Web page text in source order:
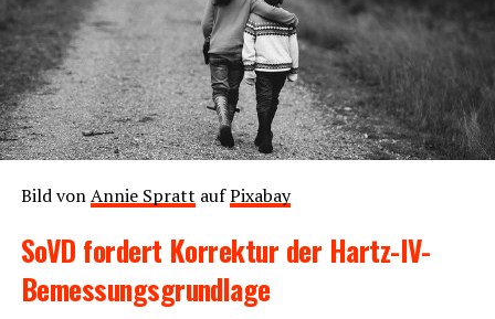
Bild vonAnnie Spratt aufPix­a­bay
SoVD for­dert Kor­rek­tur der Hartz-IV-
Bemessungsgrundlage